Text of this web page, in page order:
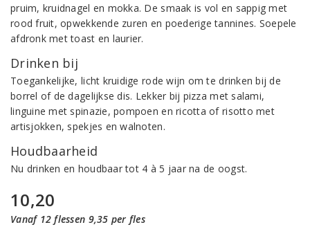
pruim, kruidnagel en mokka. De smaak is vol en sappig met
rood fruit, opwekkende zuren en poederige tannines. Soepele
afdronk met toast en laurier.
Drinken bij
Toegankelijke, licht kruidige rode wijn om te drinken bij de
borrel of de dagelijkse dis. Lekker bij pizza met salami,
linguine met spinazie, pompoen en ricotta of risotto met
artisjokken, spekjes en walnoten.
Houdbaarheid
Nu drinken en houdbaar tot 4 à 5 jaar na de oogst.
10,20
Vanaf 12 flessen 9,35 per fles